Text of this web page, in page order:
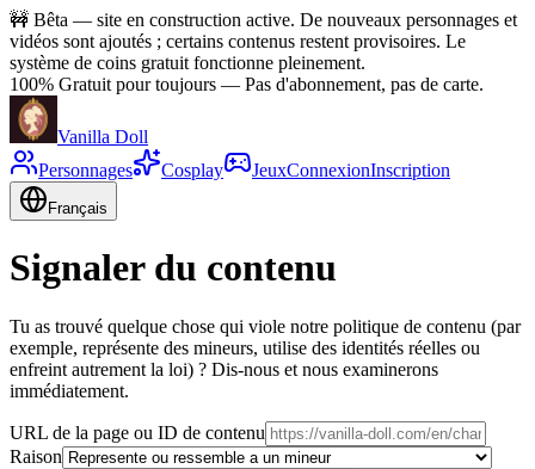
🚧 Bêta — site en construction active. De nouveaux personnages et
vidéos sont ajoutés ; certains contenus restent provisoires. Le
système de coins gratuit fonctionne pleinement.
100% Gratuit pour toujours — Pas d'abonnement, pas de carte.
Vanilla Doll
Personnages
Cosplay JeuxConnexionInscription
Français
Signaler du contenu
Tu as trouvé quelque chose qui viole notre politique de contenu (par
exemple, représente des mineurs, utilise des identités réelles ou
enfreint autrement la loi) ? Dis-nous et nous examinerons
immédiatement.
URL de la page ou ID de contenu
Raison